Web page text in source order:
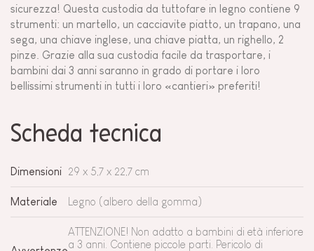
sicurezza! Questa custodia da tuttofare in legno contiene 9
strumenti: un martello, un cacciavite piatto, un trapano, una
sega, una chiave inglese, una chiave piatta, un righello, 2
pinze. Grazie alla sua custodia facile da trasportare, i
bambini dai 3 anni saranno in grado di portare i loro
bellissimi strumenti in tutti i loro «cantieri» preferiti!
Scheda tecnica
Dimensioni 29 x 5,7 x 22,7 cm
Materiale Legno (albero della gomma)
ATTENZIONE! Non adatto a bambini di età inferiore
a 3 anni. Contiene piccole parti. Pericolo di